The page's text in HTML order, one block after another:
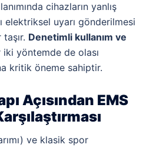
cihazların yanlış
elektriksel uyarı gönderilmesi
Denetimli kullanım ve
iki yöntemde de olası
kritik öneme sahiptir.
Açısından EMS
ve klasik spor